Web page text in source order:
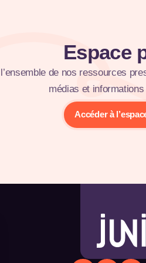
Espace
de nos ressources
médias et
Accéder à